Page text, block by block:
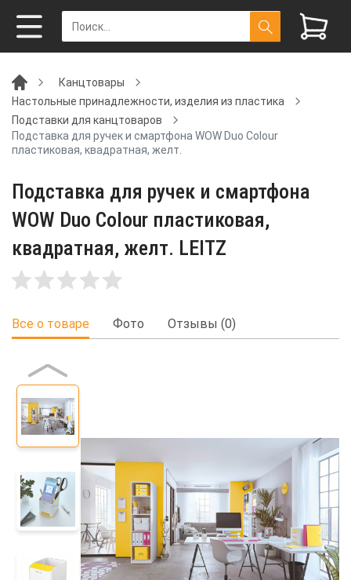
Канцтовары
Настольные принадлежности, изделия из пластика
Подставки для канцтоваров
Подставка для ручек и смартфона WOW Duo Colour
пластиковая, квадратная, желт.
Подставка для ручек и смартфона
WOW Duo Colour пластиковая,
квадратная, желт. LEITZ
Все о товаре Фото Отзывы (0)